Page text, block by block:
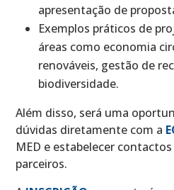
apresentação de
Exemplos práticos de
áreas como economia
renováveis, gestão de
biodiversidade.
Além disso, será uma
dúvidas diretamente com a
MED e estabelecer
parceiros.